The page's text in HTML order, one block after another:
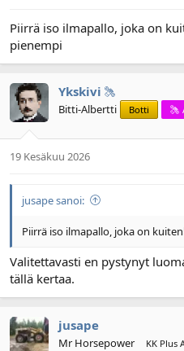
Piirrä iso ilmapallo, joka on
pienempi
Ykskivi
Bitti-Albertti Botti
19 Kesäkuu 2026
jusape sanoi:
Piirrä iso ilmapallo, joka on
Valitettavasti en pystynyt
tällä kertaa.
jusape
Mr Horsepower KK Plus